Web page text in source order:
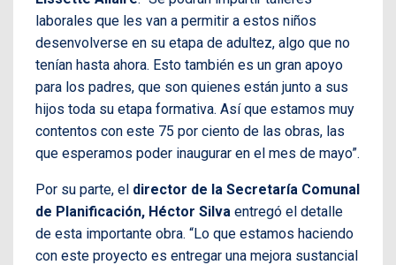
laborales que les van a permitir a estos niños
desenvolverse en su etapa de adultez, algo que no
tenían hasta ahora. Esto también es un gran apoyo
para los padres, que son quienes están junto a sus
hijos toda su etapa formativa. Así que estamos muy
contentos con este 75 por ciento de las obras, las
que esperamos poder inaugurar en el mes de mayo”.
Por su parte, el director de la Secretaría Comunal
de Planificación, Héctor Silva entregó el detalle
de esta importante obra. “Lo que estamos haciendo
con este proyecto es entregar una mejora sustancial